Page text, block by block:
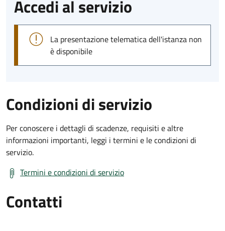
Accedi al servizio
La presentazione telematica dell'istanza non
è disponibile
Condizioni di servizio
Per conoscere i dettagli di scadenze, requisiti e altre
informazioni importanti, leggi i termini e le condizioni di
servizio.
Termini e condizioni di servizio
Contatti